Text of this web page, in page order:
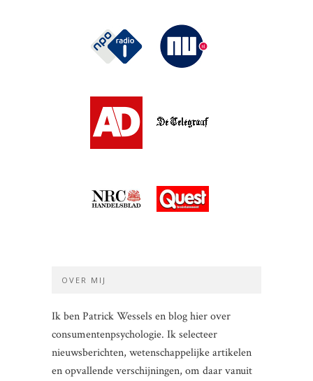
OVER MIJ
Ik ben Patrick Wessels en blog hier over
consumentenpsychologie. Ik selecteer
nieuwsberichten, wetenschappelijke artikelen
en opvallende verschijningen, om daar vanuit